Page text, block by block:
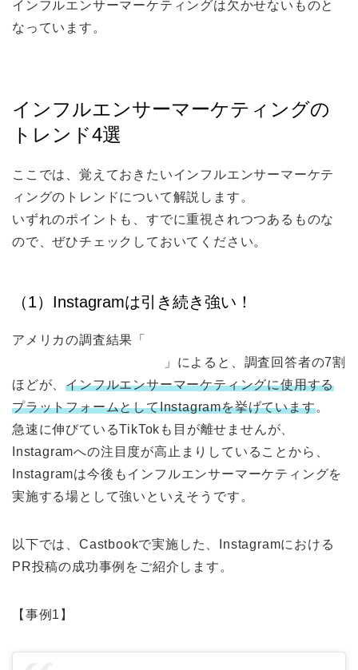
インフルエンサーマーケティングは欠かせないものと
なっています。
インフルエンサーマーケティングの
トレンド4選
ここでは、覚えておきたいインフルエンサーマーケテ
ィングのトレンドについて解説します。
いずれのポイントも、すでに重視されつつあるものな
ので、ぜひチェックしておいてください。
（1）Instagramは引き続き強い！
アメリカの調査結果「
」によると、調査回答者の7割
ほどが、インフルエンサーマーケティングに使用する
プラットフォームとしてInstagramを挙げています。
急速に伸びているTikTokも目が離せませんが、
Instagramへの注目度が高止まりしていることから、
Instagramは今後もインフルエンサーマーケティングを
実施する場として強いといえそうです。
以下では、Castbookで実施した、Instagramにおける
PR投稿の成功事例をご紹介します。
【事例1】